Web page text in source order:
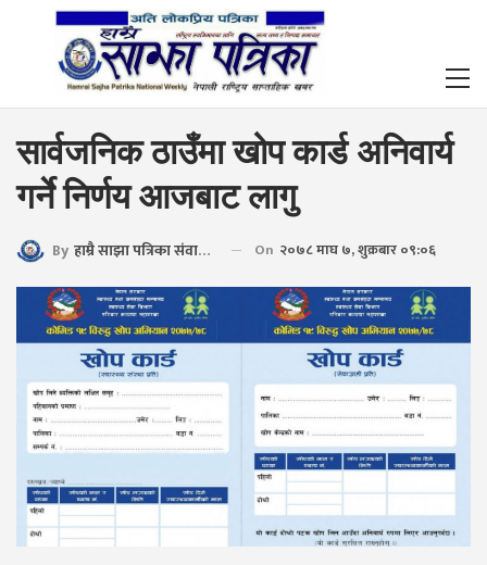
सार्वजनिक ठाउँमा खोप कार्ड अनिवार्य
गर्ने निर्णय आजबाट लागु
By हाम्रै साझा पत्रिका संवाददाता On २०७८ माघ ७, शुक्रबार ०९:०६